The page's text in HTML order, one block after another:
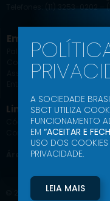
Telefones: (11) 3253-0202 –
Empresa
Palavra do Presidente
Comissões
Associe-se
Link Uteis
Código de Conduta Ética
Comunidade SBCT
Área do Associado
© 2024- SBCT –
A SOCIEDADE
SBCT UTILIZA
FUNCIONAMENTO
EM “ACEITAR E
USO DOS
PRIVACIDADE.
LEIA MAIS